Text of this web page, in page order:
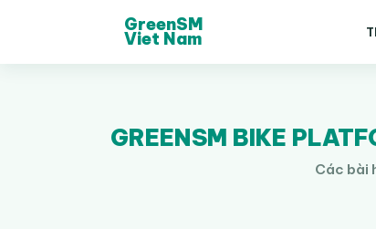
GreenSM
Viet Nam
GREENSM BIKE
Các bài